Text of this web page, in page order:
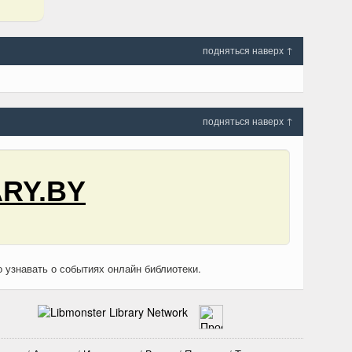
подняться наверх ↑
подняться наверх ↑
о событиях онлайн библиотеки.